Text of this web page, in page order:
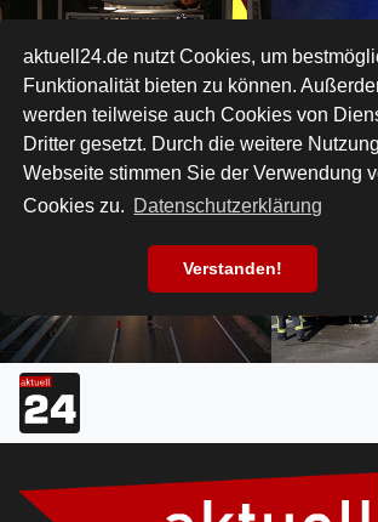
aktuell24.de nutzt Cookies, um
Funktionalität bieten zu können.
werden teilweise auch Cookies von
Dritter gesetzt. Durch die weitere
Webseite stimmen Sie der Verwendung
Cookies zu. Datenschutzerklärung
Verstanden!